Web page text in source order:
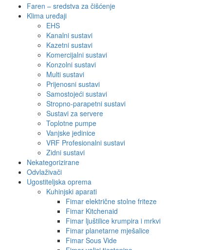
Faren – sredstva za čišćenje
Klima uređaji
EHS
Kanalni sustavi
Kazetni sustavi
Komercijalni sustavi
Konzolni sustavi
Multi sustavi
Prijenosni sustavi
Samostojeći sustavi
Stropno-parapetni sustavi
Sustavi za servere
Toplotne pumpe
Vanjske jedinice
VRF Profesionalni sustavi
Zidni sustavi
Nekategorizirane
Odvlaživači
Ugostiteljska oprema
Kuhinjski aparati
Fimar električne stolne friteze
Fimar Kitchenaid
Fimar ljuštilice krumpira i mrkvi
Fimar planetarne mješalice
Fimar Sous Vide